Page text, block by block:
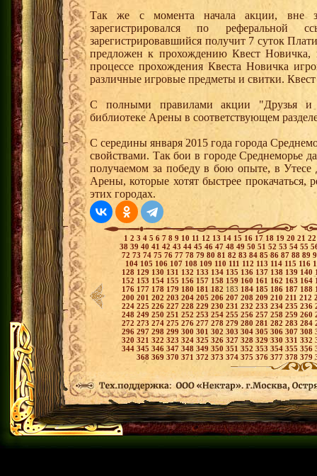
Так же с момента начала акции, вне
зарегистрировался по
зарегистрировавшийся получит 7 суток
предложен к прохождению Квест
процессе прохождения Квеста Новичка
различные игровые предметы и свитки.
С полными правилами акции "Друзья и
библиотеке Арены в соответствующем
С середины января 2015 года города
свойствами. Так бои в городе Среднеморье
получаемом за победу в бою опыте, в
Арены, которые хотят быстрее прокачаться,
этих городах.
1 2 3 4 5 6 7 8 9 10 11 12 13 14 15 16 17 18 19 20 21
38 39 40 41 42 43 44 45 46 47 48 49 50 51 52 53 54 55
72 73 74 75 76 77 78 79 80 81 82 83 84 8586 87 88 89
104 105 106 107 108 109 110 111 112 113 114 115 116
128 129 130 131 132 133 134 135 136 137 138 139 140
152 153 154 155 156 157 158 159 160 161 162 163 164
176 177 178 179 180 181182 183 184 185 186 187 188
200 201 202 203 204 205 206 207 208 209 210 211 212
224 225 226 227 228 229 230 231 232 233 234 235 236
248 249 250 251 252 253 254 255 256 257 258 259 260
272 273 274 275 276 277 278 279 280 281 282 283 284
296 297 298 299 300 301 302 303 304 305 306 307 308
320 321 322 323 324 325 326 327 328 329330 331 332
344 345 346 347 348 349 350 351 352 353 354 355 356
368 369 370 371 372 373 374 375 376 377 378 379